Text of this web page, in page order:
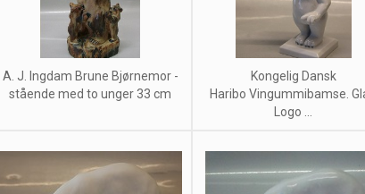
A. J. Ingdam Brune Bjørnemor -
stående med to unger 33 cm
Kongelig Dansk
Haribo Vingummibamse.
Logo ...